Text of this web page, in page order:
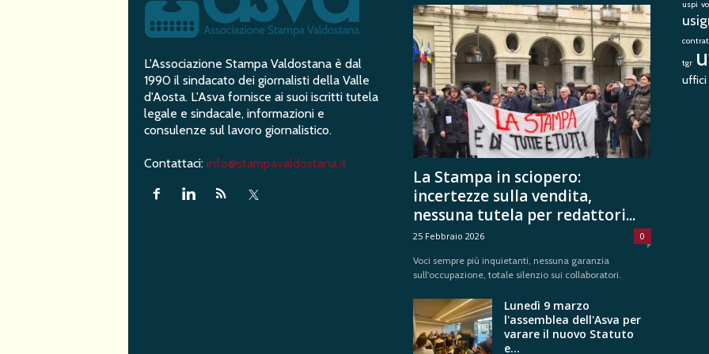
L'Associazione Stampa Valdostana è dal
1990 il sindacato dei giornalisti della Valle
d'Aosta. L'Asva fornisce ai suoi iscritti tutela
legale e sindacale, informazioni e
consulenze sul lavoro giornalistico.
Contattaci: info@stampavaldostana.it
La Stampa in sciopero:
incertezze sulla vendita,
nessuna tutela per redattori...
25 Febbraio 2026 0
Voci sempre più inquietanti, nessuna garanzia
sull'occupazione, totale silenzio sui collaboratori.
Lunedì 9 marzo
l'assemblea dell'Asva per
varare il nuovo Statuto
e...
uspi
tgr
uffici